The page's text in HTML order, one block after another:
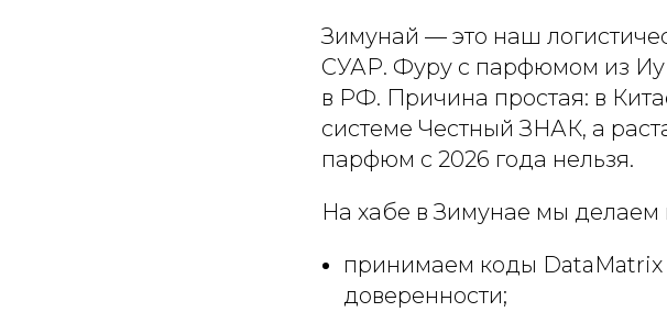
Зимунай — это наш
СУАР. Фуру с парфюмом из Иу
в РФ. Причина простая: в
системе Честный ЗНАК, а
парфюм с 2026 года нельзя.
На хабе в Зимунае мы делаем
принимаем коды DataMatrix
доверенности;